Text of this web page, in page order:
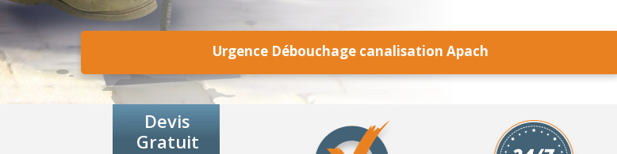
Urgence Débouchage canalisation Apach
Devis
Gratuit